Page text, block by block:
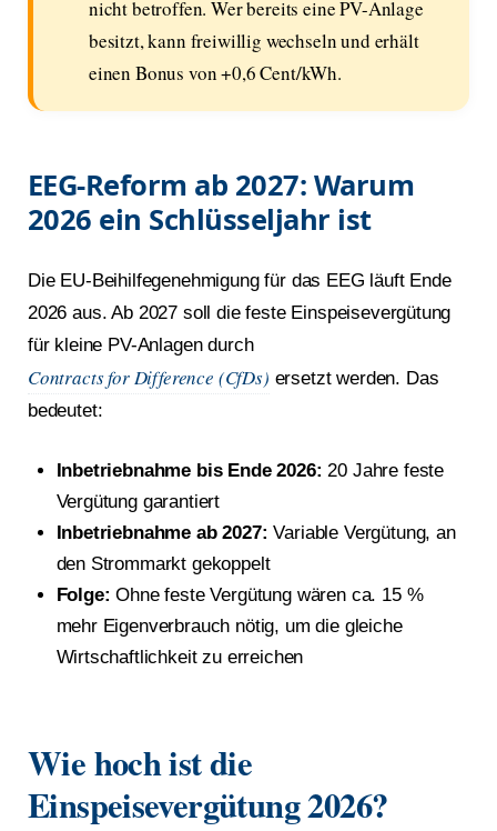
nicht betroffen. Wer bereits eine PV-Anlage
besitzt, kann freiwillig wechseln und erhält
einen Bonus von +0,6 Cent/kWh.
EEG-Reform ab 2027: Warum
2026 ein Schlüsseljahr ist
Die EU-Beihilfegenehmigung für das EEG läuft Ende
2026 aus. Ab 2027 soll die feste Einspeisevergütung
für kleine PV-Anlagen durch
Contracts for Difference (CfDs) ersetzt werden. Das
bedeutet:
Inbetriebnahme bis Ende 2026: 20 Jahre feste
Vergütung garantiert
Inbetriebnahme ab 2027: Variable Vergütung, an
den Strommarkt gekoppelt
Folge: Ohne feste Vergütung wären ca. 15 %
mehr Eigenverbrauch nötig, um die gleiche
Wirtschaftlichkeit zu erreichen
Wie hoch ist die
Einspeisevergütung 2026?